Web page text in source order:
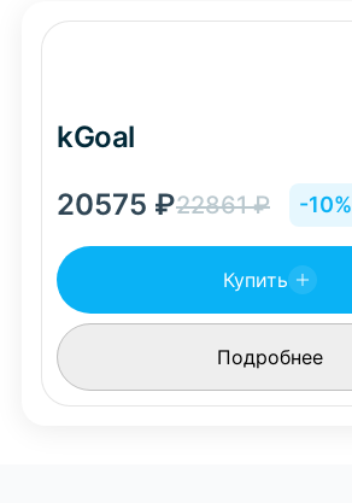
kGoal
20575 ₽22861₽ -10%
Купить
Подробнее